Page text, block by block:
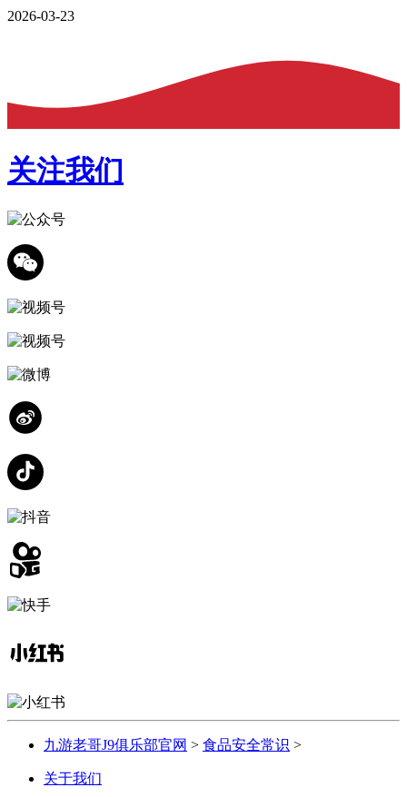
2026-03-23
关注我们
九游老哥J9俱乐部官网 > 食品安全常识 >
关于我们